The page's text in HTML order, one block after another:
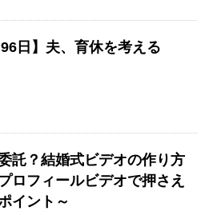
日】夫、育休を考える
託？結婚式ビデオの作り方
フィールビデオで押さえ
イント～